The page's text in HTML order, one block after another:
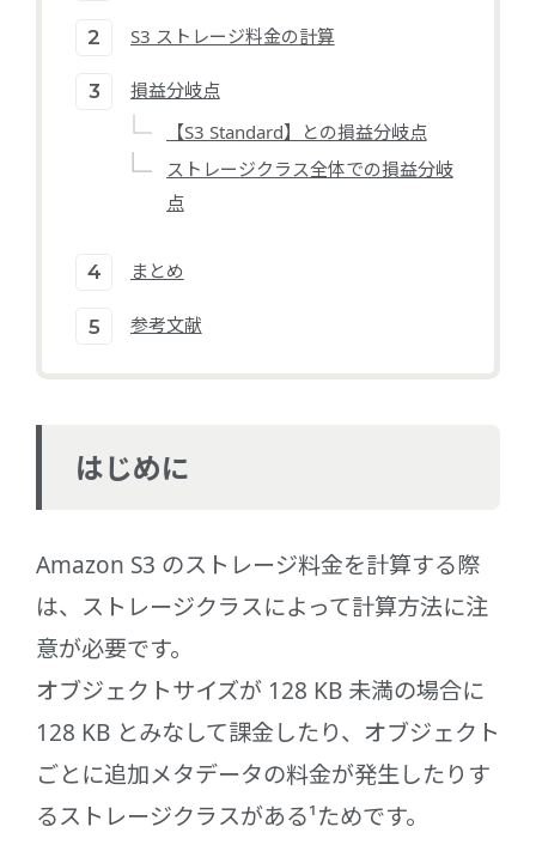
S3 ストレージ料金の計算
損益分岐点
【S3 Standard】との損益分岐点
ストレージクラス全体での損益分岐
点
まとめ
参考文献
はじめに
Amazon S3 のストレージ料金を計算する際
は、ストレージクラスによって計算方法に注
意が必要です。
オブジェクトサイズが 128 KB 未満の場合に
128 KB とみなして課金したり、オブジェクト
ごとに追加メタデータの料金が発生したりす
るストレージクラスがある¹ためです。